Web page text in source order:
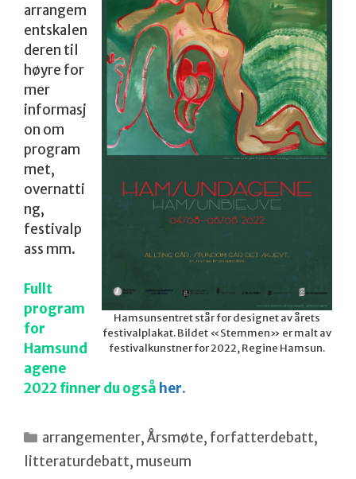
Hamsunsentret står for designet av årets
festivalplakat. Bildet «Stemmen» er malt av
festivalkunstner for 2022, Regine Hamsun.
arrangem
entskalen
deren til
høyre for
mer
informasj
on om
program
met,
overnatti
ng,
festivalp
ass mm.
Fullt
program
for
Hamsund
agene
2022 finner du også her.
Kategorier
arrangementer,Årsmøte, forfatterdebatt,
litteraturdebatt, museum